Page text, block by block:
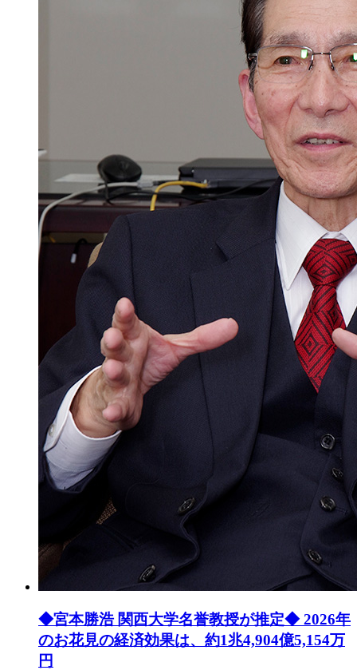
◆宮本勝浩 関西大学名誉教授が推定◆ 2026年
のお花見の経済効果は、約1兆4,904億5,154万
円